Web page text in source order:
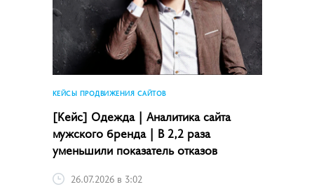
КЕЙСЫ ПРОДВИЖЕНИЯ САЙТОВ
[Кейс] Одежда | Аналитика сайта
мужского бренда | В 2,2 раза
уменьшили показатель отказов
26.07.2026 в 3:02